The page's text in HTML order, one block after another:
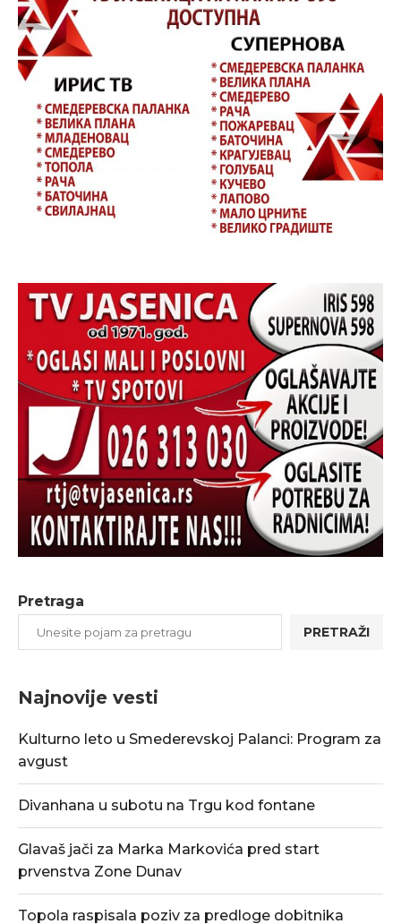
Pretraga
PRETRAŽI
Najnovije vesti
Kulturno leto u Smederevskoj Palanci: Program za
avgust
Divanhana u subotu na Trgu kod fontane
Glavaš jači za Marka Markovića pred start
prvenstva Zone Dunav
Topola raspisala poziv za predloge dobitnika